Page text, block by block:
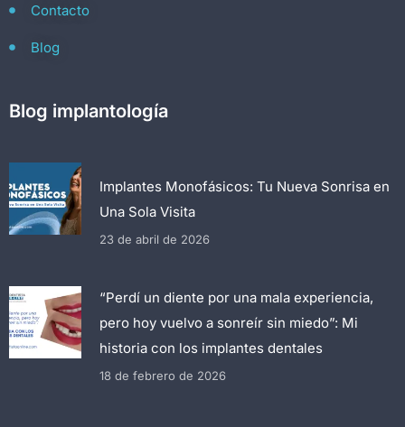
Contacto
Blog
Blog implantología
Implantes Monofásicos: Tu Nueva Sonrisa en
Una Sola Visita
23 de abril de 2026
“Perdí un diente por una mala experiencia,
pero hoy vuelvo a sonreír sin miedo”: Mi
historia con los implantes dentales
18 de febrero de 2026